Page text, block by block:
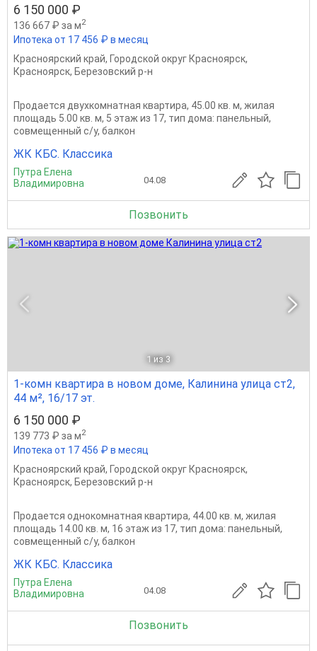
6 150 000 ₽
136 667 ₽ за м2
Ипотека от 17 456 ₽ в месяц
Красноярский край, Городской округ Красноярск,
Красноярск, Березовский р-н
Продается двухкомнатная квартира, 45.00 кв. м, жилая
площадь 5.00 кв. м, 5 этаж из 17, тип дома: панельный,
совмещенный с/у, балкон
ЖК КБС. Классика
Путра Елена
Владимировна
04.08
Позвонить
1 из 3
1-комн квартира в новом доме, Калинина улица ст2,
44 м², 16/17 эт.
6 150 000 ₽
139 773 ₽ за м2
Ипотека от 17 456 ₽ в месяц
Красноярский край, Городской округ Красноярск,
Красноярск, Березовский р-н
Продается однокомнатная квартира, 44.00 кв. м, жилая
площадь 14.00 кв. м, 16 этаж из 17, тип дома: панельный,
совмещенный с/у, балкон
ЖК КБС. Классика
Путра Елена
Владимировна
04.08
Позвонить